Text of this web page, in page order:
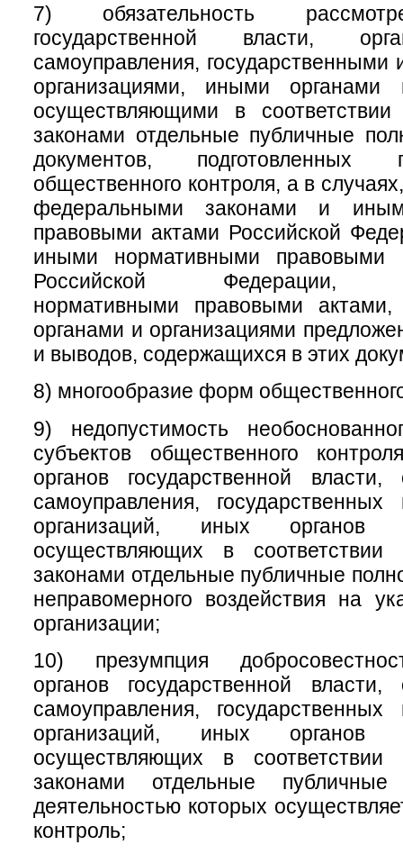
7) обязательность
государственной власти,
самоуправления,
организациями, иными органами
осуществляющими в
законами отдельные публичные
документов, подготовленных
общественного контроля, а в
федеральными законами и
правовыми актами Российской
иными нормативными правовыми
Российской Федерации,
нормативными правовыми
органами и организациями
и выводов, содержащихся в этих
8) многообразие форм
9) недопустимость
субъектов общественного
органов государственной власти,
самоуправления,
организаций, иных органов
осуществляющих в
законами отдельные публичные
неправомерного воздействия на
организации;
10) презумпция
органов государственной власти,
самоуправления,
организаций, иных органов
осуществляющих в
законами отдельные
деятельностью которых
контроль;